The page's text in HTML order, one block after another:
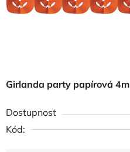
Girlanda party papírová 4m
Dostupnost
Kód: